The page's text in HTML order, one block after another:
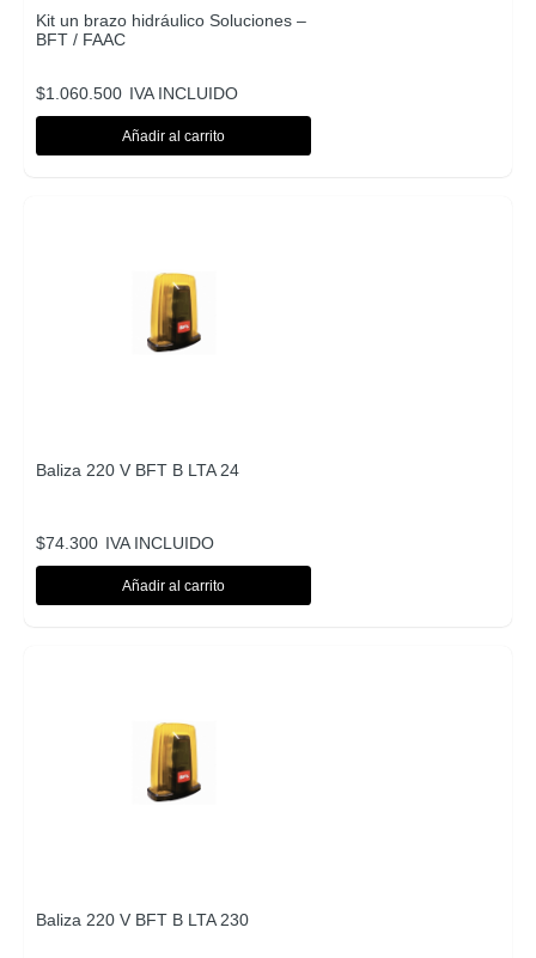
Kit un brazo hidráulico Soluciones –
BFT / FAAC
$1.060.500 IVA INCLUIDO
Añadir al carrito
Baliza 220 V BFT B LTA 24
$74.300 IVA INCLUIDO
Añadir al carrito
Baliza 220 V BFT B LTA 230